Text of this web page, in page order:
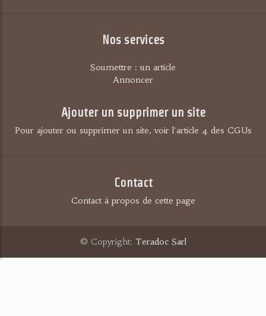
Nos services
Soumettre : un article
Annoncer
Ajouter un supprimer un site
Pour ajouter ou supprimer un site, voir l'article 4 des CGUs
Contact
Contact à propos de cette page
© Copyright: Teradoc Sarl